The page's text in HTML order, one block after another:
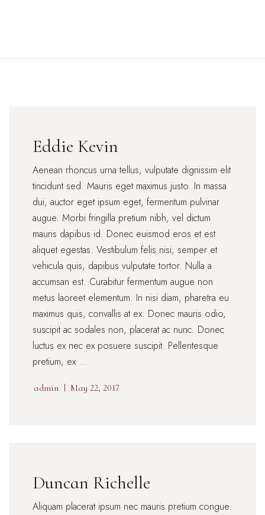
Connected
Give
Eddie Kevin
Aenean rhoncus urna tellus, vulputate dignissim elit
tincidunt sed. Mauris eget maximus justo. In massa
dui, auctor eget ipsum eget, fermentum pulvinar
augue. Morbi fringilla pretium nibh, vel dictum
mauris dapibus id. Donec euismod eros et est
aliquet egestas. Vestibulum felis nisi, semper et
vehicula quis, dapibus vulputate tortor. Nulla a
accumsan est. Curabitur fermentum augue non
metus laoreet elementum. In nisi diam, pharetra eu
maximus quis, convallis at ex. Donec mauris odio,
suscipit ac sodales non, placerat ac nunc. Donec
luctus ex nec ex posuere suscipit. Pellentesque
pretium, ex …
admin May 22, 2017
Duncan Richelle
Aliquam placerat ipsum nec mauris pretium congue.